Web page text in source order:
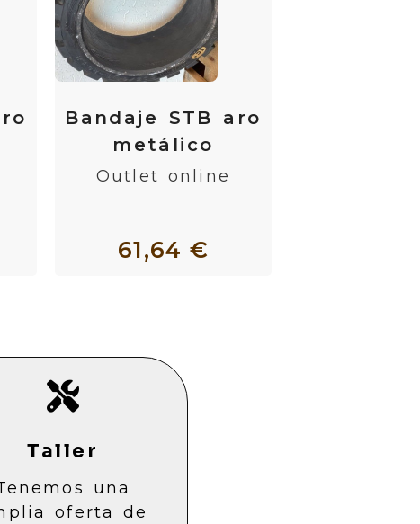
Bandaje STB aro
metálico
Outlet online
61,64 €
Taller
una
oferta de